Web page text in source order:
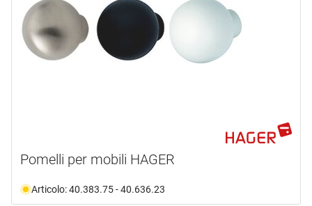
Pomelli per mobili HAGER
Articolo: 40.383.75 - 40.636.23